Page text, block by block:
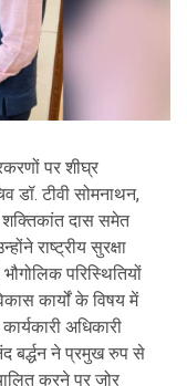
पर शीघ्र
डॉ. टीवी सोमनाथन,
शक्तिकांत दास समेत
राष्ट्रीय सुरक्षा
परिस्थितियों
कार्यों के विषय में
अधिकारी
बर्द्धन ने प्रमुख रुप से
करने पर जोर